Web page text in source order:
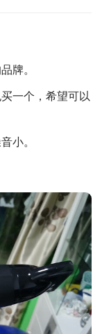
牌。
一个，希望可以
小。